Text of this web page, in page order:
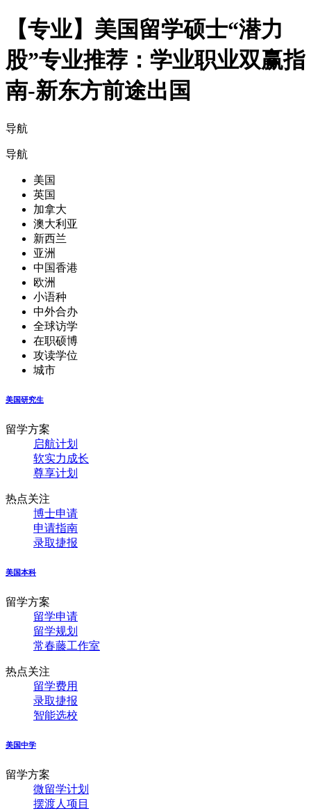
【专业】美国留学硕士“潜力
股”专业推荐：学业职业双赢指
南-新东方前途出国
导航
导航
美国
英国
加拿大
澳大利亚
新西兰
亚洲
中国香港
欧洲
小语种
中外合办
全球访学
在职硕博
攻读学位
城市
美国研究生
留学方案
启航计划
软实力成长
尊享计划
热点关注
博士申请
申请指南
录取捷报
美国本科
留学方案
留学申请
留学规划
常春藤工作室
热点关注
留学费用
录取捷报
智能选校
美国中学
留学方案
微留学计划
摆渡人项目